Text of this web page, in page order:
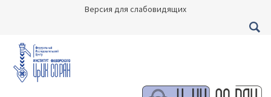
Версия для слабовидящих